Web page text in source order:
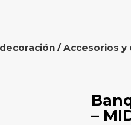
/ Accesorios
–